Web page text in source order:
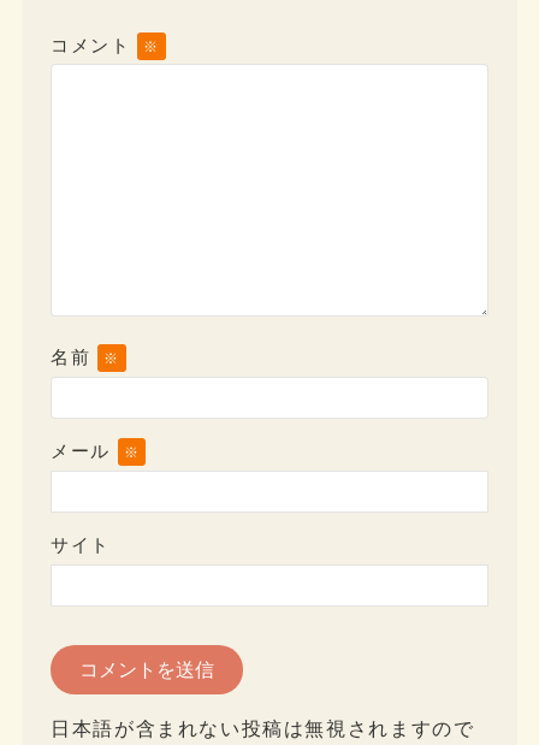
コメント ※
名前 ※
メール ※
サイト
日本語が含まれない投稿は無視されますので